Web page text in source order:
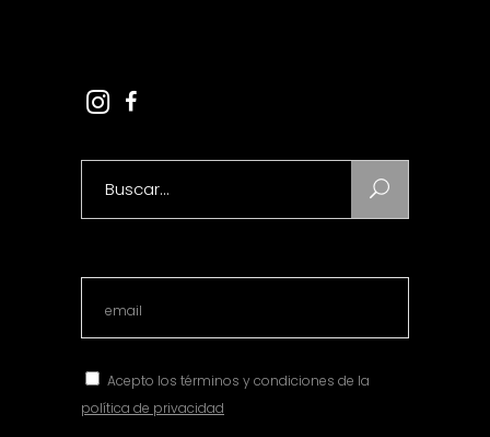
Acepto los términos y condiciones de la
política de privacidad